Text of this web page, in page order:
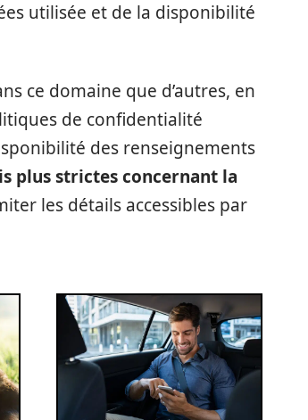
utilisée et de la disponibilité
ce domaine que d’autres, en
de confidentialité
des renseignements
plus strictes concernant la
les détails accessibles par